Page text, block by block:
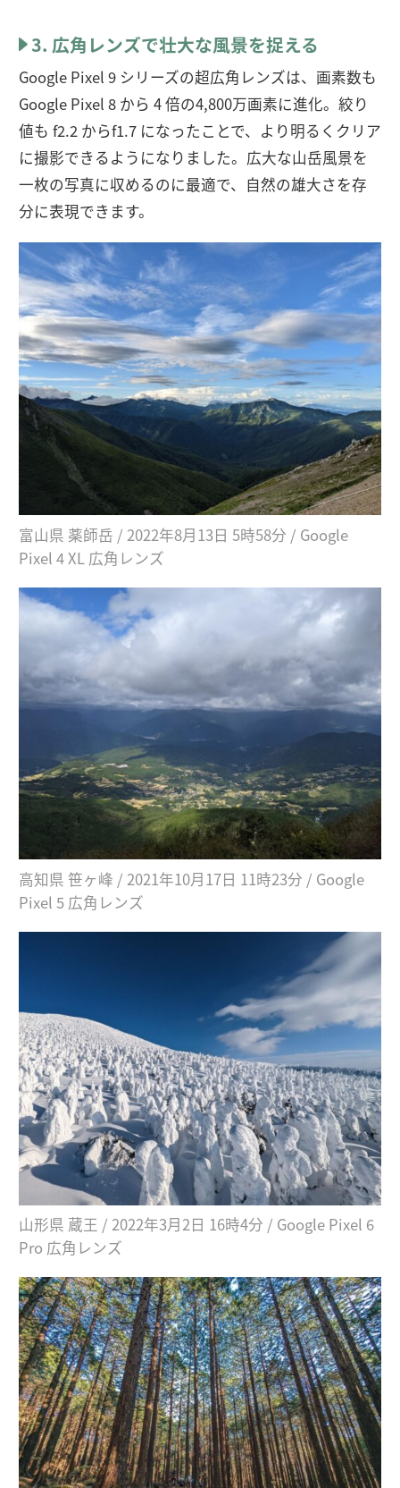
3. 広角レンズで壮大な風景を捉える
Google Pixel 9 シリーズの超広角レンズは、画素数も
Google Pixel 8 から 4 倍の4,800万画素に進化。絞り
値も f2.2 からf1.7 になったことで、より明るくクリア
に撮影できるようになりました。広大な山岳風景を
一枚の写真に収めるのに最適で、自然の雄大さを存
分に表現できます。
富山県 薬師岳 / 2022年8月13日 5時58分 / Google
Pixel 4 XL 広角レンズ
高知県 笹ヶ峰 / 2021年10月17日 11時23分 / Google
Pixel 5 広角レンズ
山形県 蔵王 / 2022年3月2日 16時4分 / Google Pixel 6
Pro 広角レンズ